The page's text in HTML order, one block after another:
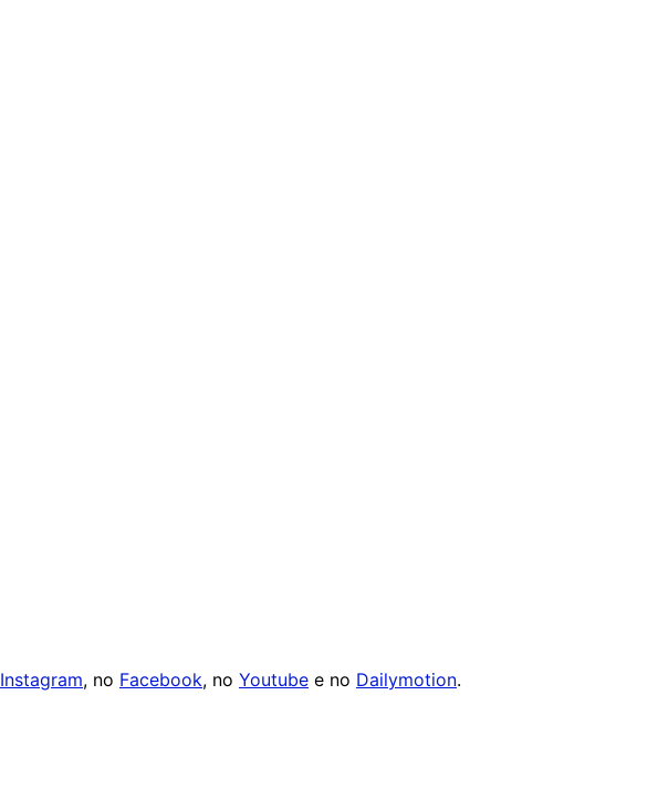
Instagram, no Facebook, no Youtube e no Dailymotion.